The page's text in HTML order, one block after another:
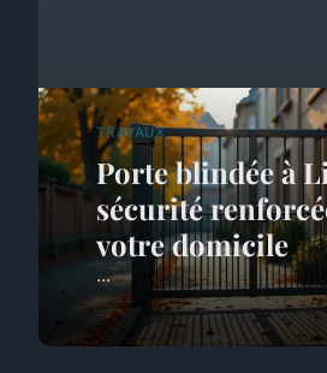
TRAVAUX
Porte blindée à
sécurité
votre domicile
...